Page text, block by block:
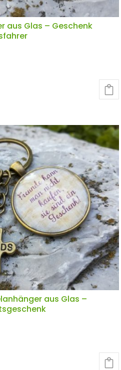
aus Glas – Geschenk
aus Glas –